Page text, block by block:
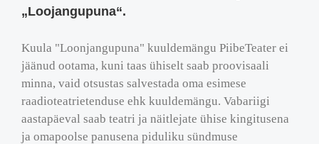
„Loojangupuna“.
Kuula "Loonjangupuna" kuuldemängu PiibeTeater ei
jäänud ootama, kuni taas ühiselt saab proovisaali
minna, vaid otsustas salvestada oma esimese
raadioteatrietenduse ehk kuuldemängu. Vabariigi
aastapäeval saab teatri ja näitlejate ühise kingitusena
ja omapoolse panusena piduliku sündmuse